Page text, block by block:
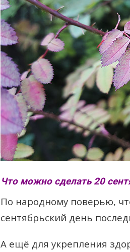
Что можно сделать 20
По народному поверью,
сентябрьский день
А ещё для укрепления